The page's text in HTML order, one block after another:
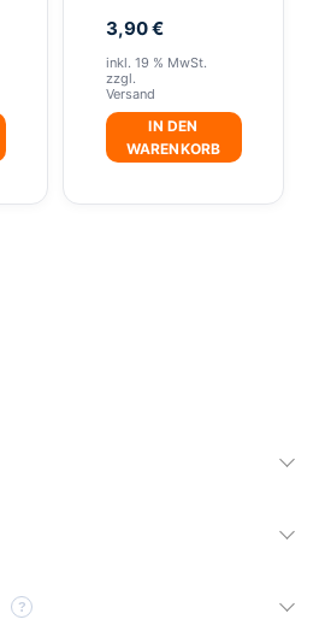
3,90€
inkl. 19 % MwSt.
zzgl.
Versand
IN DEN
WARENKORB